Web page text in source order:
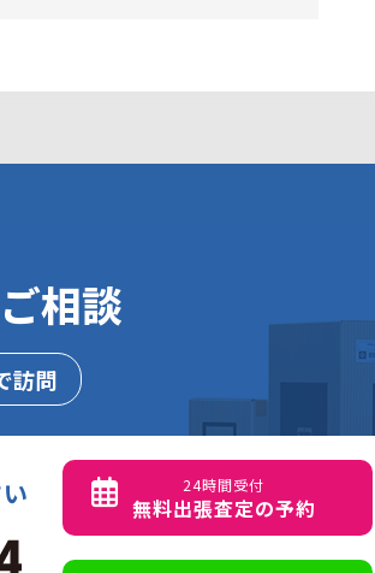
相談
訪問
24時間受付
無料出張査定の予約